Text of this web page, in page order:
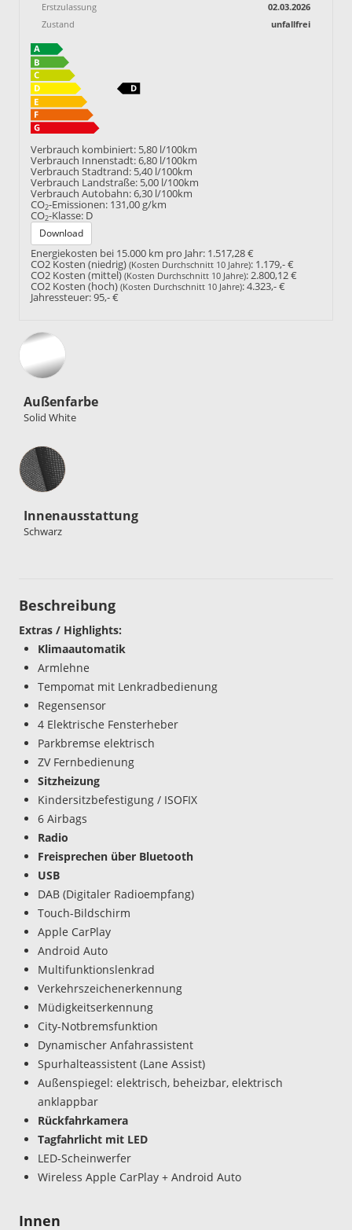
Erstzulassung
02.03.2026
Zustand
unfallfrei
Verbrauch kombiniert: 5,80 l/100km
Verbrauch Innenstadt:6,80 l/100km
Verbrauch Stadtrand: 5,40 l/100km
Verbrauch Landstraße: 5,00 l/100km
Verbrauch Autobahn:6,30 l/100km
CO2-Emissionen: 131,00 g/km
CO2-Klasse: D
Download
Energiekosten bei 15.000 km pro Jahr: 1.517,28 €
CO2 Kosten (niedrig) (Kosten Durchschnitt 10 Jahre): 1.179,- €
CO2 Kosten (mittel) (Kosten Durchschnitt 10 Jahre):2.800,12 €
CO2 Kosten (hoch) (Kosten Durchschnitt 10 Jahre):4.323,- €
Jahressteuer:95,- €
Außenfarbe
Solid White
Innenausstattung
Innenausstattung
Schwarz
Beschreibung
Extras / Highlights:
Klimaautomatik
Armlehne
Tempomat mit Lenkradbedienung
Regensensor
4 Elektrische Fensterheber
Parkbremse elektrisch
ZV Fernbedienung
Sitzheizung
Kindersitzbefestigung / ISOFIX
6 Airbags
Radio
Freisprechen über Bluetooth
USB
DAB (Digitaler Radioempfang)
Touch-Bildschirm
Apple CarPlay
Android Auto
Multifunktionslenkrad
Verkehrszeichenerkennung
Müdigkeitserkennung
City-Notbremsfunktion
Dynamischer Anfahrassistent
Spurhalteassistent (Lane Assist)
Außenspiegel: elektrisch, beheizbar, elektrisch
anklappbar
Rückfahrkamera
Tagfahrlicht mit LED
LED-Scheinwerfer
Wireless Apple CarPlay + Android Auto
Innen